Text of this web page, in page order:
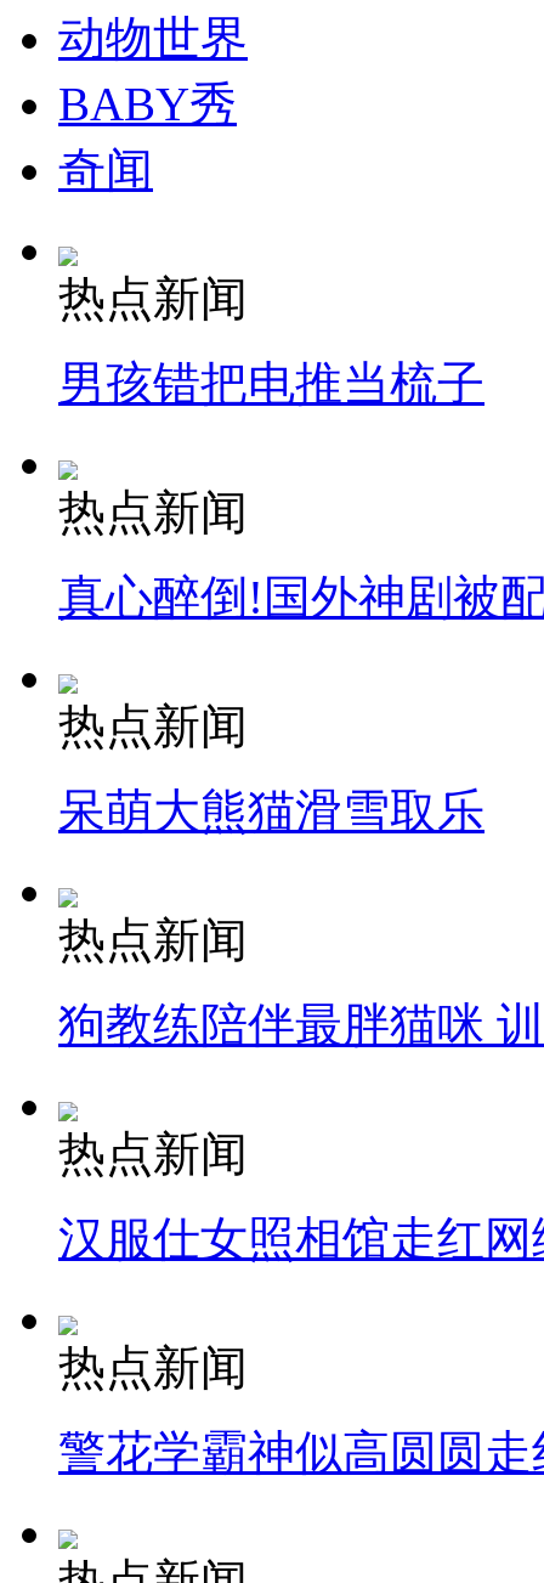
走！跟着总书记去植树
纽约上演“枕头大战”
动物世界
BABY秀
奇闻
热点新闻
男孩错把电推当梳子
热点新闻
真心醉倒!国外神剧被
热点新闻
呆萌大熊猫滑雪取乐
热点新闻
狗教练陪伴最胖猫咪
热点新闻
汉服仕女照相馆走红网
热点新闻
警花学霸神似高圆圆走